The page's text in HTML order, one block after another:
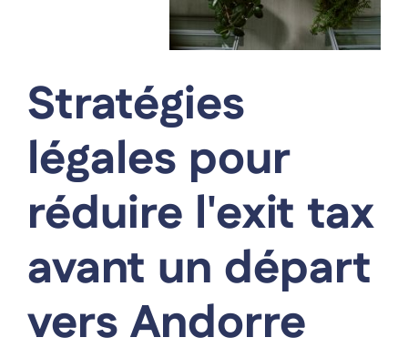
Stratégies
légales pour
réduire l'exit tax
avant un départ
vers Andorre